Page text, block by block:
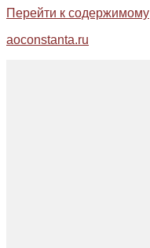
Перейти к содержимому
aoconstanta.ru